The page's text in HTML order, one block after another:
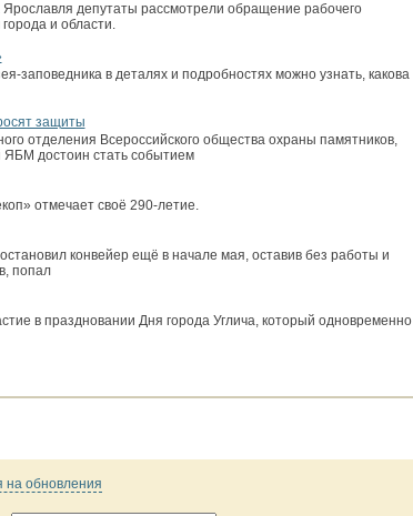
депутаты рассмотрели обращение рабочего
и области.
заповедника в деталях и подробностях можно узнать, какова
защиты
отделения Всероссийского общества охраны памятников,
достоин стать событием
отмечает своё 290-летие.
конвейер ещё в начале мая, оставив без работы и
попал
в праздновании Дня города Углича, который одновременно
на обновления